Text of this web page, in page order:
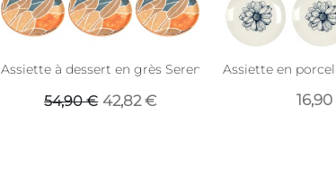
Assiette à dessert en grès Serena 21 cm (Lot de 6)
54,90 € 42,82 €
Assiette en